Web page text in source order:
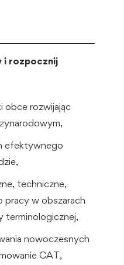
i rozpocznij
obce rozwijając
efektywnego
techniczne,
w obszarach
terminologicznej,
nowoczesnych
CAT,